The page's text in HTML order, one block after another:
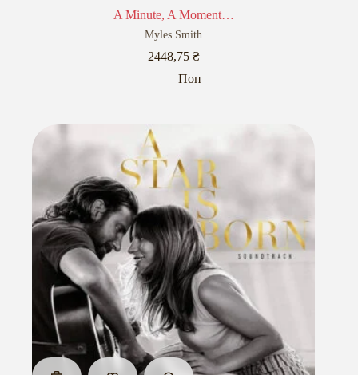
A Minute, A Moment…
Myles Smith
2448,75 ₴
Поп